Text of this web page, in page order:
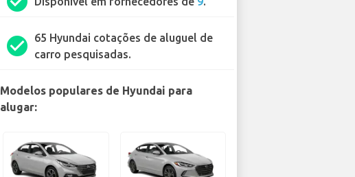
check_circle
65 Hyundai cotações de aluguel de
carro pesquisadas.
Modelos populares de Hyundai para
alugar: